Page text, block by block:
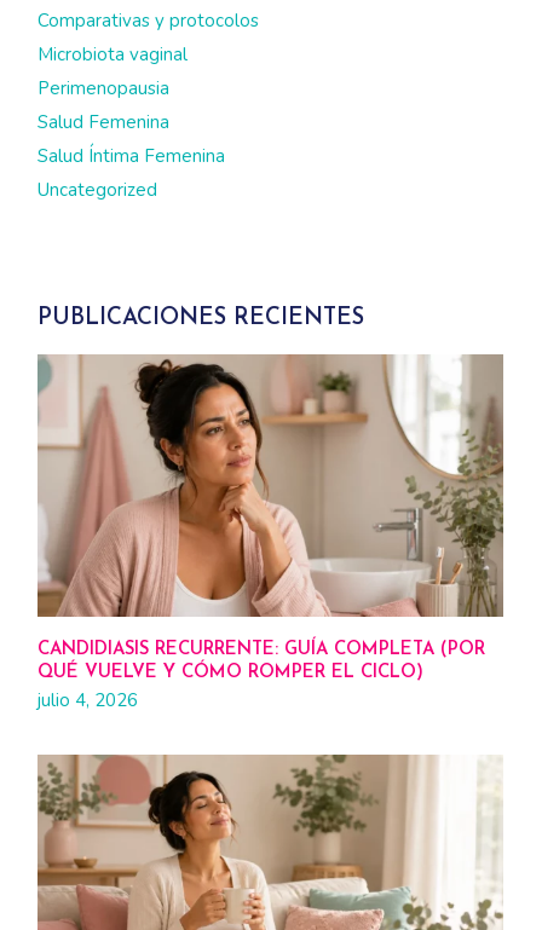
Comparativas y protocolos
Microbiota vaginal
Perimenopausia
Salud Femenina
Salud Íntima Femenina
Uncategorized
PUBLICACIONES RECIENTES
CANDIDIASIS RECURRENTE: GUÍA COMPLETA (POR
QUÉ VUELVE Y CÓMO ROMPER EL CICLO)
julio 4, 2026